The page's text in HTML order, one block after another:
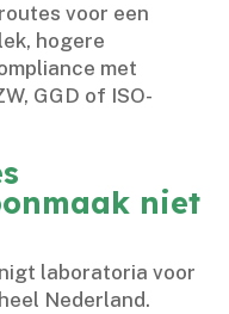
voor een
hogere
met
GGD of ISO-
niet
laboratoria voor
Nederland.​